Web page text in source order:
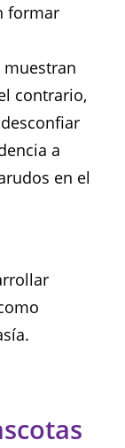
formar
muestran
contrario,
a
en el